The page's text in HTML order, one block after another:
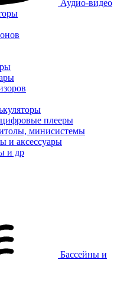
Аудио-видео
плееры
минисистемы
и аксессуары
и др
Бассейны и